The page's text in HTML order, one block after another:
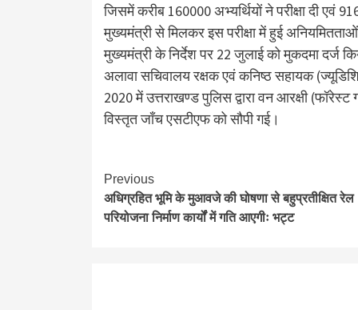
जिसमें करीब 160000 अभ्यर्थियों ने परीक्षा दी एवं
मुख्यमंत्री से मिलकर इस परीक्षा में हुई
मुख्यमंत्री के निर्देश पर 22 जुलाई को मुकदमा दर्ज
अलावा सचिवालय रक्षक एवं कनिष्ठ सहायक
2020 में उत्तराखण्ड पुलिस द्वारा वन आरक्षी
विस्तृत जाँच एसटीएफ को सौपी गई।
Continue
Reading
Previous
अधिग्रहित भूमि के मुआवजे की घोषणा से बहुप्रतीक्षित रेल
परियोजना निर्माण कार्यों में गति आएगीः भट्ट